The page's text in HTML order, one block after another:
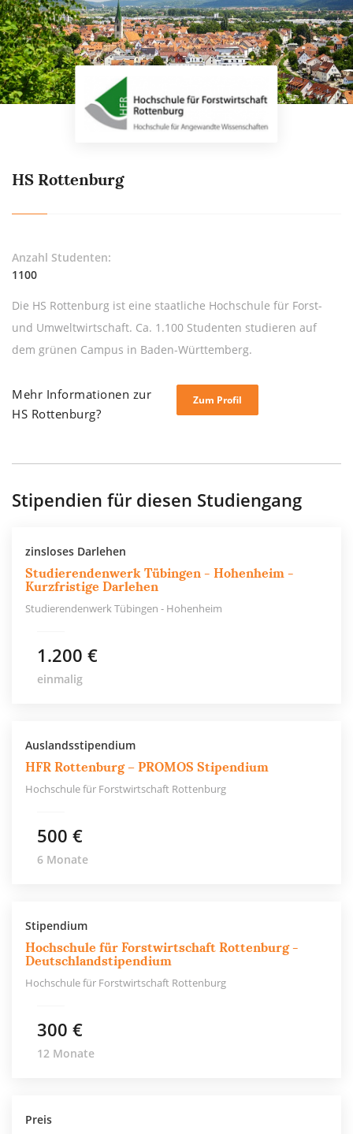
HS Rottenburg
Anzahl Studenten:
1100
Die HS Rottenburg ist eine staatliche Hochschule für Forst-
und Umweltwirtschaft. Ca. 1.100 Studenten studieren auf
dem grünen Campus in Baden-Württemberg.
Mehr Informationen zur
HS Rottenburg?
Zum Profil
Stipendien für diesen Studiengang
zinsloses Darlehen
Studierendenwerk Tübingen - Hohenheim -
Kurzfristige Darlehen
Studierendenwerk Tübingen - Hohenheim
1.200 €
einmalig
Auslandsstipendium
HFR Rottenburg – PROMOS Stipendium
Hochschule für Forstwirtschaft Rottenburg
500 €
6 Monate
Stipendium
Hochschule für Forstwirtschaft Rottenburg -
Deutschlandstipendium
Hochschule für Forstwirtschaft Rottenburg
300 €
12 Monate
Preis